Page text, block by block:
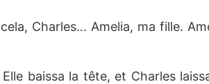
Charles... Amelia, ma fille.
baissa la tête, et Charles